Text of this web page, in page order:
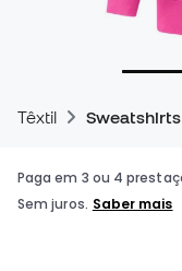
Têxtil Sweatshirts